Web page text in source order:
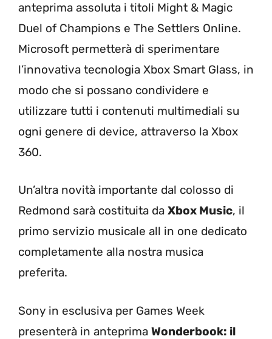
anteprima assoluta i titoli Might & Magic
Duel of Champions e The Settlers Online.
Microsoft permetterà di sperimentare
l’innovativa tecnologia Xbox Smart Glass, in
modo che si possano condividere e
utilizzare tutti i contenuti multimediali su
ogni genere di device, attraverso la Xbox
360.
Un’altra novità importante dal colosso di
Redmond sarà costituita da Xbox Music, il
primo servizio musicale all in one dedicato
completamente alla nostra musica
preferita.
Sony in esclusiva per Games Week
presenterà in anteprima Wonderbook: il